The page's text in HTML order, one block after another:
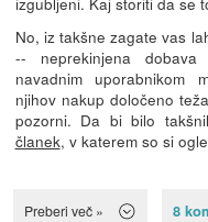
No, iz takšne zagate vas
-- neprekinjena
navadnim uporabnikom
njihov nakup določeno
pozorni. Da bi bilo
članek, v katerem so si
Preberi več » 8